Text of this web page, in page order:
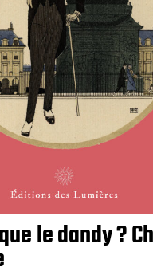
le dandy ?